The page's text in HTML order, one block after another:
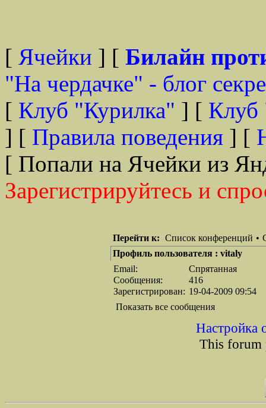
[ Ячейки ] [ Билайн
"На чердачке" - блог
[ Клуб "Курилка" ] [ Клуб
] [ Правила поведения ] [
[ Попали на Ячейки из
Зарегистрируйтесь и
Перейти к: Список конференций •
Профиль пользователя : vitaly
Email:
Спрятанная
Сообщения:
416
Зарегистрирован: 19-04-2009 09:54
Показать все сообщения
Настройка
This